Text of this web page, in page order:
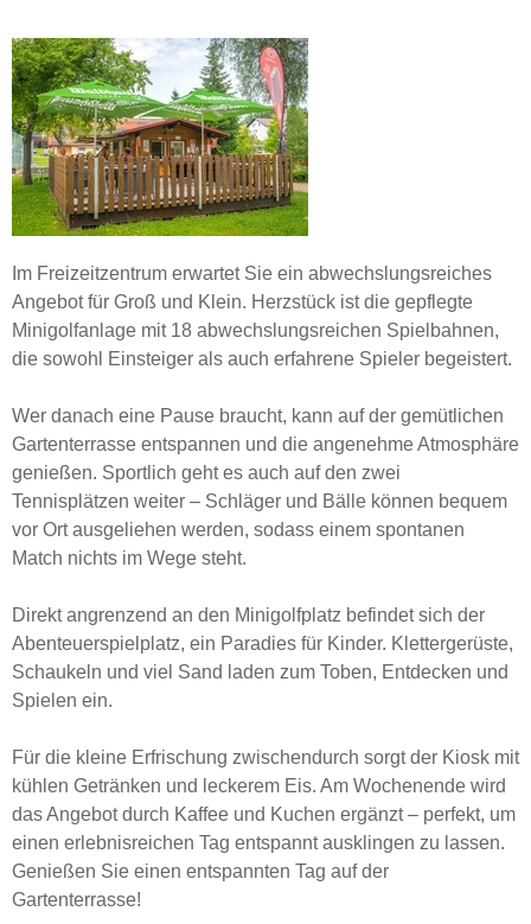
Im Freizeitzentrum erwartet Sie ein abwechslungsreiches
Angebot für Groß und Klein. Herzstück ist die gepflegte
Minigolfanlage mit 18 abwechslungsreichen Spielbahnen,
die sowohl Einsteiger als auch erfahrene Spieler begeistert.
Wer danach eine Pause braucht, kann auf der gemütlichen
Gartenterrasse entspannen und die angenehme Atmosphäre
genießen. Sportlich geht es auch auf den zwei
Tennisplätzen weiter – Schläger und Bälle können bequem
vor Ort ausgeliehen werden, sodass einem spontanen
Match nichts im Wege steht.
Direkt angrenzend an den Minigolfplatz befindet sich der
Abenteuerspielplatz, ein Paradies für Kinder. Klettergerüste,
Schaukeln und viel Sand laden zum Toben, Entdecken und
Spielen ein.
Für die kleine Erfrischung zwischendurch sorgt der Kiosk mit
kühlen Getränken und leckerem Eis. Am Wochenende wird
das Angebot durch Kaffee und Kuchen ergänzt – perfekt, um
einen erlebnisreichen Tag entspannt ausklingen zu lassen.
Genießen Sie einen entspannten Tag auf der
Gartenterrasse!